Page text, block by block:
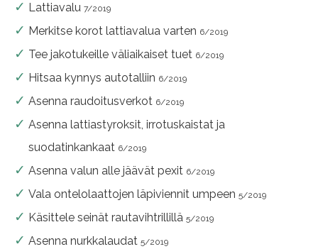
Lattiavalu 7/2019
Merkitse korot lattiavalua varten 6/2019
Tee jakotukeille väliaikaiset tuet 6/2019
Hitsaa kynnys autotalliin 6/2019
Asenna raudoitusverkot 6/2019
Asenna lattiastyroksit, irrotuskaistat ja
suodatinkankaat 6/2019
Asenna valun alle jäävät pexit 6/2019
Vala ontelolaattojen läpiviennit umpeen 5/2019
Käsittele seinät rautavihtrillillä 5/2019
Asenna nurkkalaudat 5/2019